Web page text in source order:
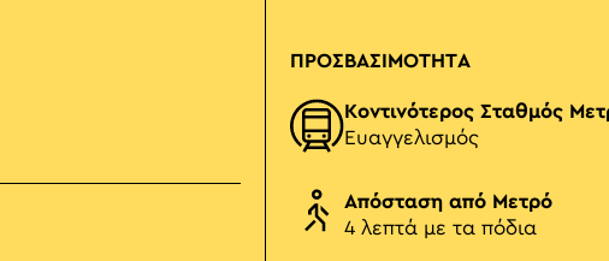
ΠΡΟΣΒΑΣΙΜΟΤΗΤΑ
Κοντινότερος Σταθμός
Ευαγγελισμός
Απόσταση από Μετρό
4 λεπτά με τα πόδια